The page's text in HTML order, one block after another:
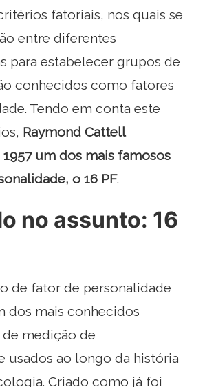
fatoriais, nos quais se
entre diferentes
para estabelecer grupos de
conhecidos como fatores
Tendo em conta este
Raymond Cattell
um dos mais famosos
o 16 PF.
no assunto: 16
de fator de personalidade
dos mais conhecidos
medição de
usados ​​ao longo da história
Criado como já foi